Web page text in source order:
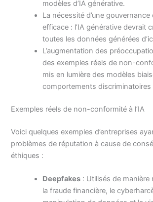
modèles d’IA générative.
La nécessité d’une
efficace : l’IA générative devrait
toutes les données générées
L’augmentation des
des exemples réels de non-
mis en lumière des modèles
comportements
Exemples réels de non-conformité à l’IA
Voici quelques exemples d’entreprises
problèmes de réputation à cause de
éthiques :
Deepfakes : Utilisés de
la fraude financière, le